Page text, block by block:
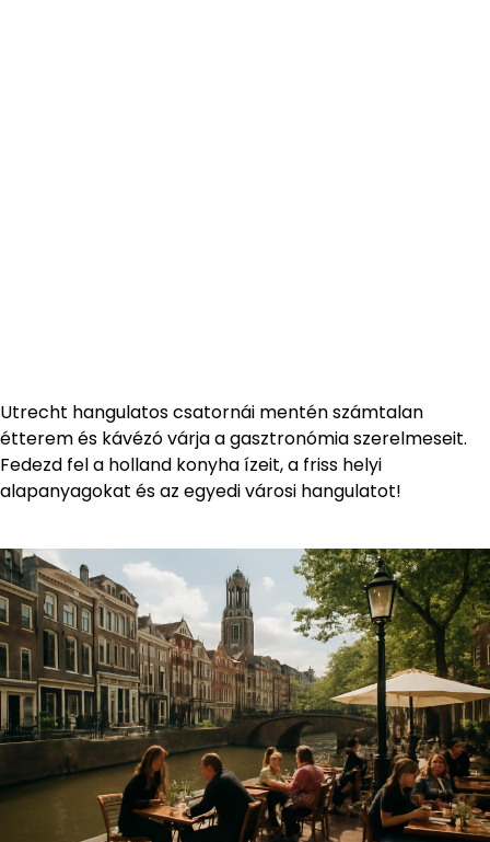
Utrecht hangulatos csatornái mentén számtalan
étterem és kávézó várja a gasztronómia szerelmeseit.
Fedezd fel a holland konyha ízeit, a friss helyi
alapanyagokat és az egyedi városi hangulatot!